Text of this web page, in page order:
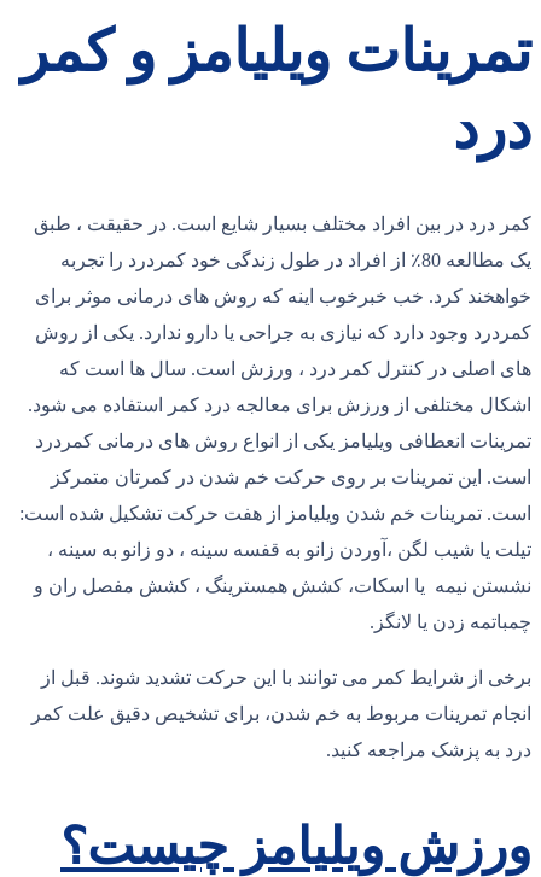
تمرینات ویلیامز و کمر
درد
کمر درد در بین افراد مختلف بسیار شایع است. در حقیقت ، طبق
یک مطالعه 80٪ از افراد در طول زندگی خود کمردرد را تجربه
خواهخند کرد. خب خبرخوب اینه که روش های درمانی موثر برای
کمردرد وجود دارد که نیازی به جراحی یا دارو ندارد. یکی از روش
های اصلی در کنترل کمر درد ، ورزش است. سال ها است که
اشکال مختلفی از ورزش برای معالجه درد کمر استفاده می شود.
تمرینات انعطافی ویلیامز یکی از انواع روش های درمانی کمردرد
است. این تمرینات بر روی حرکت خم شدن در کمرتان متمرکز
است. تمرینات خم شدن ویلیامز از هفت حرکت تشکیل شده است:
تیلت یا شیب لگن ،آوردن زانو به قفسه سینه ، دو زانو به سینه ،
نشستن نیمه یا اسکات، کشش همسترینگ ، کشش مفصل ران و
چمباتمه زدن یا لانگز.
برخی از شرایط کمر می توانند با این حرکت تشدید شوند. قبل از
انجام تمرینات مربوط به خم شدن، برای تشخیص دقیق علت کمر
درد به پزشک مراجعه کنید.
ورزش ویلیامز چیست؟